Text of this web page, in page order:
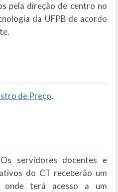
pela direção de centro no
da UFPB de acordo
de Preço.
servidores docentes e
do CT receberão um
terá acesso a um